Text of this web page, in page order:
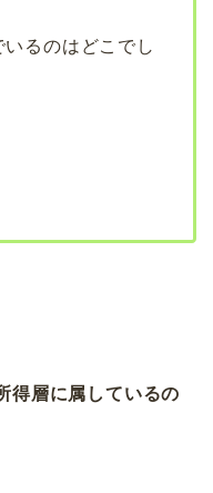
るのはどこでし
得層に属しているの